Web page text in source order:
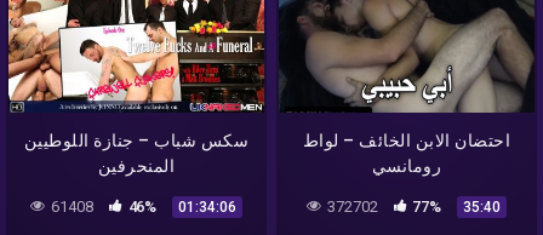
سكس شباب – جنازة اللوطيين
المنحرفين
61408 46% 01:34:06
احتضان الابن الخائف – لواط
رومانسي
372702 77% 35:40